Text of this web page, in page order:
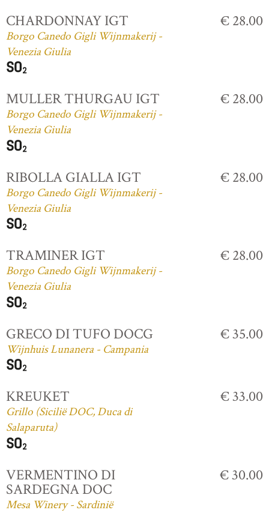
CHARDONNAY IGT
Borgo Canedo Gigli Wijnmakerij -
Venezia Giulia
€ 28.00
MULLER THURGAU IGT
Borgo Canedo Gigli Wijnmakerij -
Venezia Giulia
€ 28.00
RIBOLLA GIALLA IGT
Borgo Canedo Gigli Wijnmakerij -
Venezia Giulia
€ 28.00
TRAMINER IGT
Borgo Canedo Gigli Wijnmakerij -
Venezia Giulia
€ 28.00
GRECO DI TUFO DOCG
Wijnhuis Lunanera - Campania
€ 35.00
KREUKET
Grillo (Sicilië DOC, Duca di
Salaparuta)
€ 33.00
VERMENTINO DI
SARDEGNA DOC
Mesa Winery - Sardinië
€ 30.00